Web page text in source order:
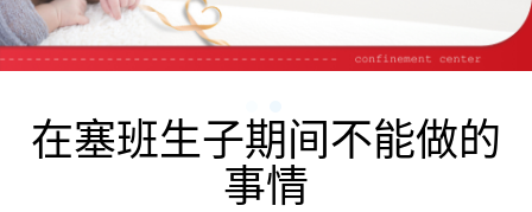
优
势
务
流
月
子
成
在塞班生子期间不能做的
事情